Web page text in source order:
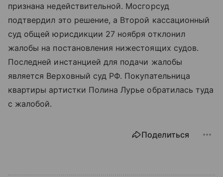
признана недействительной. Мосгорсуд
подтвердил это решение, а Второй кассационный
суд общей юрисдикции 27 ноября отклонил
жалобы на постановления нижестоящих судов.
Последней инстанцией для подачи жалобы
является Верховный суд РФ. Покупательница
квартиры артистки Полина Лурье обратилась туда
с жалобой.
Поделиться